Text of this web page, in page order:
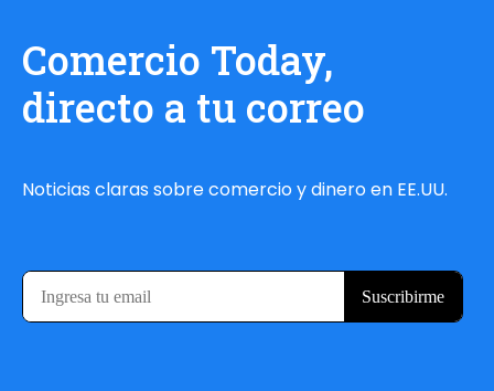
Comercio Today,
directo a tu correo
Noticias claras sobre comercio y dinero en EE.UU.